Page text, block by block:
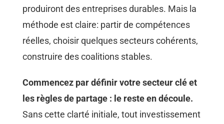
produiront des entreprises durables. Mais la
méthode est claire: partir de compétences
réelles, choisir quelques secteurs cohérents,
construire des coalitions stables.
Commencez par définir votre secteur clé et
les règles de partage : le reste en découle.
Sans cette clarté initiale, tout investissement